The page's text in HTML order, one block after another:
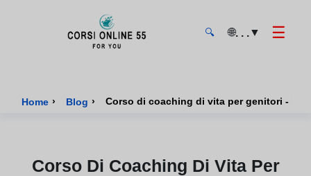
🔍 🌐. . .▼ ☰
Home › Blog › Corso di coaching di vita per genitori - life
Corso Di Coaching Di Vita Per